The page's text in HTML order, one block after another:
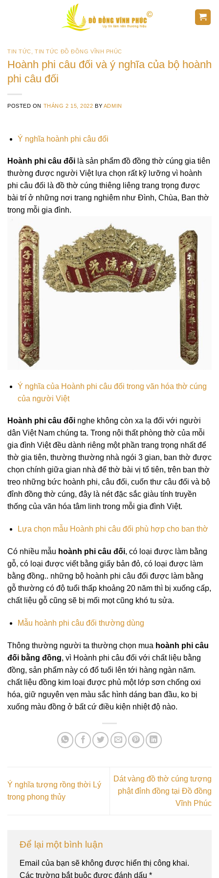
TIN TỨC ,TIN TỨC ĐỒ ĐỒNG VĨNH PHÚC
Hoành phi câu đối và ý nghĩa của bộ hoành
phi câu đối
POSTED ON THÁNG 2 15, 2022 BY ADMIN
Ý nghĩa hoành phi câu đối
Hoành phi câu đối là sản phẩm đồ đồng thờ cúng gia tiên
thường được người Việt lựa chọn rất kỹ lưỡng vì hoành
phi câu đối là đồ thờ cúng thiêng liêng trang trọng được
bài trí ở những nơi trang nghiêm như Đình, Chùa, Ban thờ
trong mỗi gia đình.
Ý nghĩa của Hoành phi câu đối trong văn hóa thờ cúng
của người Việt
Hoành phi câu đối nghe không còn xa lạ đối với người
dân Việt Nam chúng ta. Trong nội thất phòng thờ của mỗi
gia đình Việt đều dành riêng một phần trang trọng nhất để
thờ gia tiên, thường thường nhà ngói 3 gian, ban thờ được
chọn chính giữa gian nhà để thờ bài vị tổ tiên, trên ban thờ
treo những bức hoành phi, câu đối, cuốn thư câu đối và bộ
đỉnh đồng thờ cúng, đây là nét đặc sắc giàu tính truyền
thống của văn hóa tâm linh trong mỗi gia đình Việt.
Lựa chọn mẫu Hoành phi câu đối phù hợp cho ban thờ
Có nhiều mẫu hoành phi câu đối, có loại được làm bằng
gỗ, có loại được viết bằng giấy bản đỏ, có loại được làm
bằng đồng.. những bộ hoành phi câu đối được làm bằng
gỗ thường có độ tuổi thấp khoảng 20 năm thì bị xuống cấp,
chất liệu gỗ cũng sẽ bị mối mọt cũng khó tu sửa.
Mẫu hoành phi câu đối thường dùng
Thông thường người ta thường chọn mua hoành phi câu
đối bằng đồng, vì Hoành phi câu đối với chất liệu bằng
đồng, sản phẩm này có đổ tuổi lên tới hàng ngàn năm.
chất liệu đồng kim loại được phủ một lớp sơn chống oxi
hóa, giữ nguyên vẹn màu sắc hình dáng ban đầu, ko bị
xuống màu đồng ở bất cứ điều kiện nhiệt độ nào.
Ý nghĩa tượng rồng thời Lý
trong phong thủy
Dát vàng đồ thờ cúng tượng
phật đỉnh đồng tại Đồ đồng
Vĩnh Phúc
Để lại một bình luận
Email của bạn sẽ không được hiển thị công khai.
Các trường bắt buộc được đánh dấu *